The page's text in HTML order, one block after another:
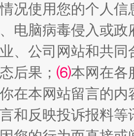
，一次搞定
况使用您的个人
电脑病毒侵入或
、公司网站和共
后果； ⑹本网在各
你在本网站留言的内
和反映投诉报料